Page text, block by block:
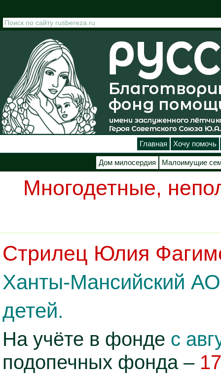
Главная Хочу помочь
Дом милосердия Малоимущие
Многодетные,
Стрилец Юлия
Ханты-Мансийский
детей.
На учёте в фонде с
подопечных фонда –